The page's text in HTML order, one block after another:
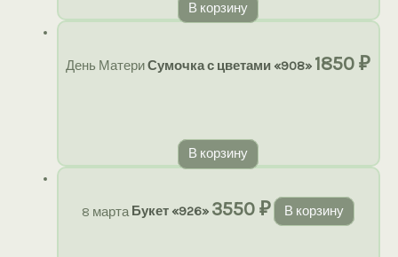
В корзину
День МатериСумочка с цветами «908» 1850₽
В корзину
8 марта Букет «926» 3550₽ В корзину